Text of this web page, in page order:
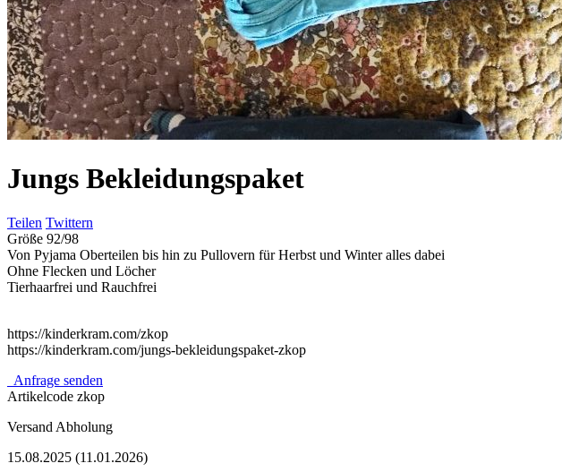
Jungs Bekleidungspaket
Teilen Twittern
Größe 92/98
Von Pyjama Oberteilen bis hin zu Pullovern für Herbst und Winter alles dabei
Ohne Flecken und Löcher
Tierhaarfrei und Rauchfrei
https://kinderkram.com/zkop
https://kinderkram.com/jungs-bekleidungspaket-zkop
Anfrage senden
Artikelcode zkop
Versand Abholung
15.08.2025 (11.01.2026)